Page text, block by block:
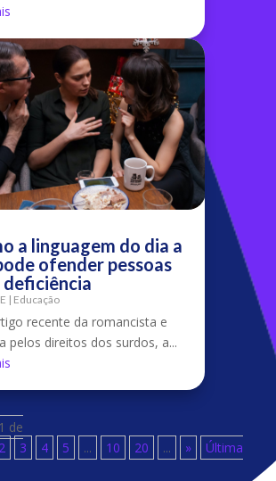
a linguagem do dia a
ofender pessoas
deficiência
| Educação
recente da romancista e
pelos direitos dos surdos, a...
de
2 3 4 5 ... 10 20 ... »
Última